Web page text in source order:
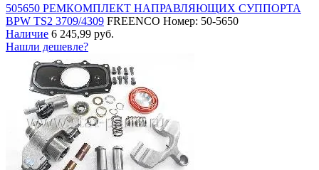
505650 РЕМКОМПЛЕКТ НАПРАВЛЯЮЩИХ СУППОРТА
BPW TS2 3709/4309 FREENCO Номер: 50-5650
Наличие 6 245,99 руб.
Нашли дешевле?